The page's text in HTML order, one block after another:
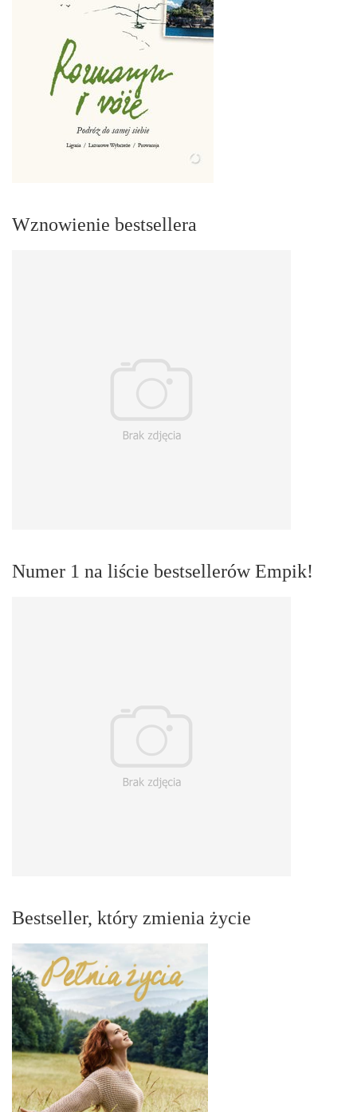
Wznowienie bestsellera
Numer 1 na liście bestsellerów Empik!
Bestseller, który zmienia życie